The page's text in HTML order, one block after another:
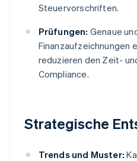
Steuervorschriften.
Prüfungen: Genaue
Finanzaufzeichnungen
reduzieren den Zeit-
Compliance.
Strategische
Trends und Muster: